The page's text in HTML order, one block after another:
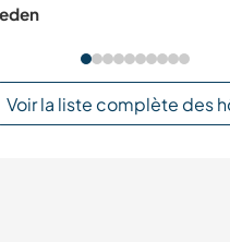
Voir la liste complète des